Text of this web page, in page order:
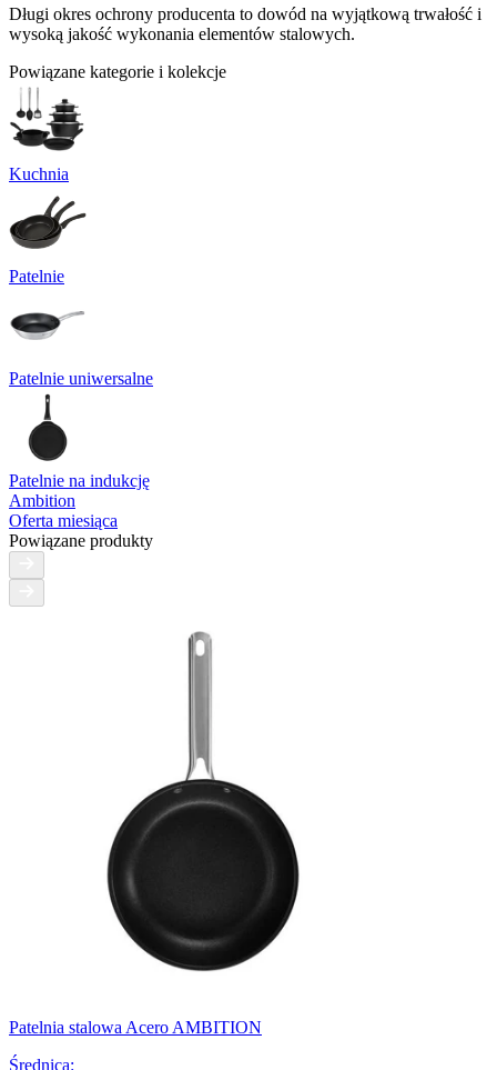
Długi okres ochrony producenta to dowód na wyjątkową trwałość i
wysoką jakość wykonania elementów stalowych.
Powiązane kategorie i kolekcje
Kuchnia
Patelnie
Patelnie uniwersalne
Patelnie na indukcję
Ambition
Oferta miesiąca
Powiązane produkty
Patelnia stalowa Acero AMBITION
Średnica: